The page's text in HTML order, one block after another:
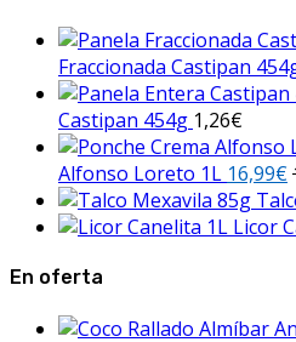
Fraccionada Castipan
Castipan 454g 1,26€
Alfonso Loreto 1L 16,99€
Licor
En oferta